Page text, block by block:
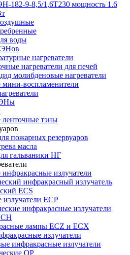
182-9-8,5/1,6Т230 мощность 1.6
воды
нагреватели
нагреватели для печей
молибденовые нагреватели
мини-воспламенители
ленточные тэны
пожарных резервуаров
масла
гальваники НГ
излучатели
инфракрасный излучатель
ECS
излучатели ECP
инфракрасные излучатели
лампы ECZ и ECX
излучатели
инфракрасные излучатели
QP